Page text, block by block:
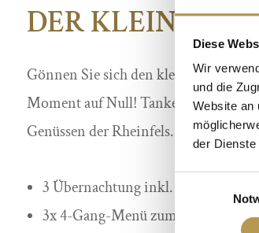
Diese
Wir
und die
Website an
der Dienste
DER KLEINE
Gönnen Sie sich den kleinen
Moment auf Null! Tanken Sie wieder
Genüssen der Rheinfels.
3 Übernachtung inkl. Vital-
3x 4-Gang-Menü zum